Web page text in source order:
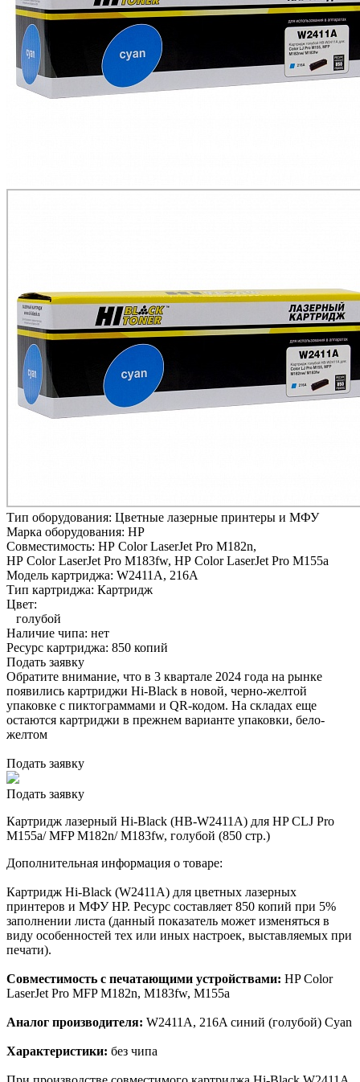
Тип оборудования: Цветные лазерные принтеры и МФУ
Марка оборудования: HP
Совместимость: HP Color LaserJet Pro M182n,
HP Color LaserJet Pro M183fw, HP Color LaserJet Pro M155a
Модель картриджа: W2411A, 216A
Тип картриджа: Картридж
Цвет:
голубой
Наличие чипа: нет
Ресурс картриджа: 850 копий
Подать заявку
Обратите внимание, что в 3 квартале 2024 года на рынке
появились картриджи Hi-Black в новой, черно-желтой
упаковке с пиктограммами и QR-кодом. На складах еще
остаются картриджи в прежнем варианте упаковки, бело-
желтом
Подать заявку
Подать заявку
Картридж лазерный Hi-Black (HB-W2411A) для HP CLJ Pro
M155a/ MFP M182n/ M183fw, голубой (850 стр.)
Дополнительная информация о товаре:
Картридж Hi-Black (W2411A) для цветных лазерных
принтеров и МФУ HP. Ресурс составляет 850 копий при 5%
заполнении листа (данный показатель может изменяться в
виду особенностей тех или иных настроек, выставляемых при
печати).
Совместимость с печатающими устройствами: HP Color
LaserJet Pro MFP M182n, M183fw, M155a
Аналог производителя: W2411A, 216A синий (голубой) Cyan
Характеристики: без чипа